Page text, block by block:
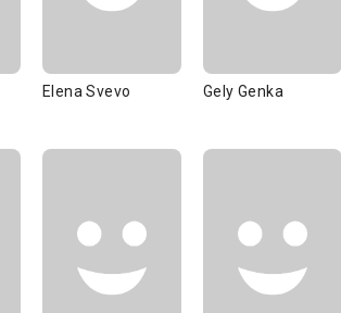
Elena Svevo Gely Genka